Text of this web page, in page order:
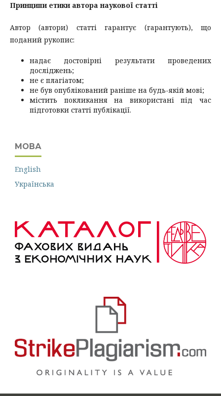
Принципи етики автора наукової статті
Автор (автори) статті гарантує (гарантують), що
поданий рукопис:
надає достовірні результати проведених
досліджень;
не є плагіатом;
не був опублікований раніше на будь-якій мові;
містить покликання на використані під час
підготовки статті публікації.
МОВА
English
Українська